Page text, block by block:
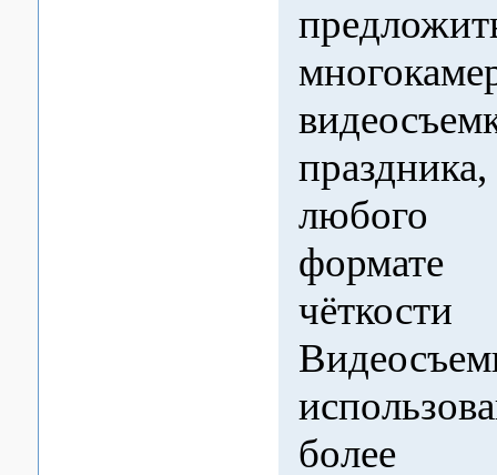
любого
более